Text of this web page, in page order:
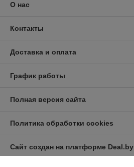
О нас
Контакты
Доставка и оплата
График работы
Полная версия сайта
Политика обработки cookies
Сайт создан на платформе Deal.by